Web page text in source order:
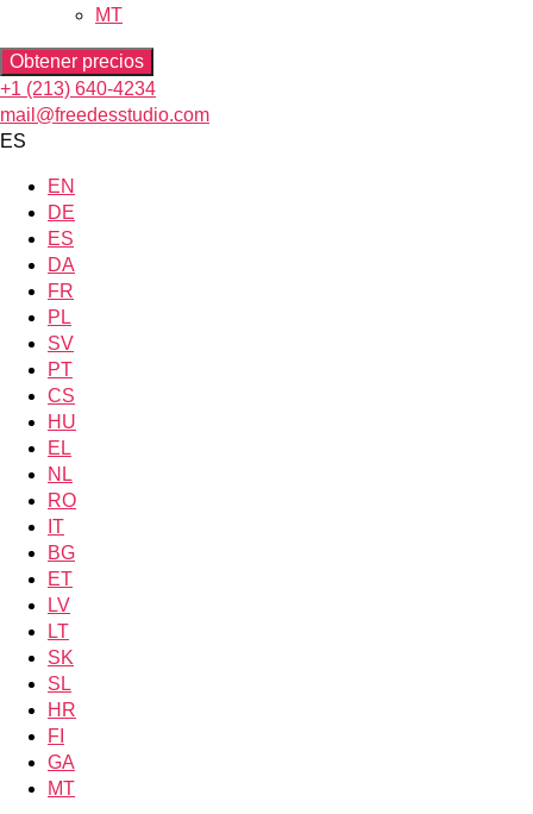
MT
Obtener precios
+1 (213) 640-4234
mail@freedesstudio.com
ES
EN
DE
ES
DA
FR
PL
SV
PT
CS
HU
EL
NL
RO
IT
BG
ET
LV
LT
SK
SL
HR
FI
GA
MT